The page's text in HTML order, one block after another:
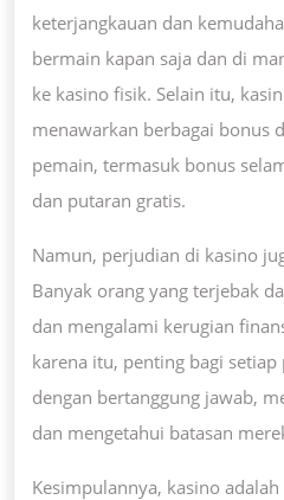
keterjangkauan dan
bermain kapan saja dan di
ke kasino fisik. Selain itu,
menawarkan berbagai bonus
pemain, termasuk bonus
dan putaran gratis.
Namun, perjudian di kasino
Banyak orang yang terjebak
dan mengalami kerugian
karena itu, penting bagi
dengan bertanggung jawab,
dan mengetahui batasan
Kesimpulannya, kasino